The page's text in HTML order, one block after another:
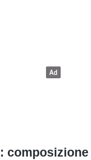
composizione